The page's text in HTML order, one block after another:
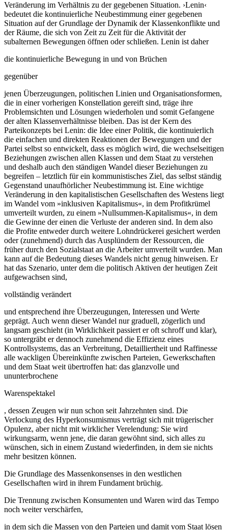
Veränderung im Verhältnis zu der gegebenen Situation. ›Lenin‹
bedeutet die kontinuierliche Neubestimmung einer gegebenen
Situation auf der Grundlage der Dynamik der Klassenkonflikte und
der Räume, die sich von Zeit zu Zeit für die Aktivität der
subalternen Bewegungen öffnen oder schließen. Lenin ist daher
die kontinuierliche Bewegung in und von Brüchen
gegenüber
jenen Überzeugungen, politischen Linien und Organisationsformen,
die in einer vorherigen Konstellation gereift sind, träge ihre
Problemsichten und Lösungen wiederholen und somit Gefangene
der alten Klassenverhältnisse bleiben. Das ist der Kern des
Parteikonzepts bei Lenin: die Idee einer Politik, die kontinuierlich
die einfachen und direkten Reaktionen der Bewegungen und der
Partei selbst so entwickelt, dass es möglich wird, die wechselseitigen
Beziehungen zwischen allen Klassen und dem Staat zu verstehen
und deshalb auch den ständigen Wandel dieser Beziehungen zu
begreifen – letztlich für ein kommunistisches Ziel, das selbst ständig
Gegenstand unaufhörlicher Neubestimmung ist. Eine wichtige
Veränderung in den kapitalistischen Gesellschaften des Westens liegt
im Wandel vom »inklusiven Kapitalismus«, in dem Profitkrümel
umverteilt wurden, zu einem »Nullsummen-Kapitalismus«, in dem
die Gewinne der einen die Verluste der anderen sind. In dem also
die Profite entweder durch weitere Lohndrückerei gesichert werden
oder (zunehmend) durch das Ausplündern der Ressourcen, die
früher durch den Sozialstaat an die Arbeiter umverteilt wurden. Man
kann auf die Bedeutung dieses Wandels nicht genug hinweisen. Er
hat das Szenario, unter dem die politisch Aktiven der heutigen Zeit
aufgewachsen sind,
vollständig verändert
und entsprechend ihre Überzeugungen, Interessen und Werte
geprägt. Auch wenn dieser Wandel nur graduell, zögerlich und
langsam geschieht (in Wirklichkeit passiert er oft schroff und klar),
so untergräbt er dennoch zunehmend die Effizienz eines
Kontrollsystems, das an Verbreitung, Detailliertheit und Raffinesse
alle wackligen Übereinkünfte zwischen Parteien, Gewerkschaften
und dem Staat weit übertroffen hat: das glanzvolle und
ununterbrochene
Warenspektakel
, dessen Zeugen wir nun schon seit Jahrzehnten sind. Die
Verlockung des Hyperkonsumismus verträgt sich mit trügerischer
Opulenz, aber nicht mit wirklicher Verelendung: Sie wird
wirkungsarm, wenn jene, die daran gewöhnt sind, sich alles zu
wünschen, sich in einem Zustand wiederfinden, in dem sie nichts
mehr besitzen können.
Die Grundlage des Massenkonsenses in den westlichen
Gesellschaften wird in ihrem Fundament brüchig.
Die Trennung zwischen Konsumenten und Waren wird das Tempo
noch weiter verschärfen,
in dem sich die Massen von den Parteien und damit vom Staat lösen